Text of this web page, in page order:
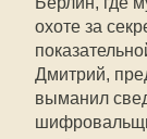
охоте за
Дмитрий,
выманил